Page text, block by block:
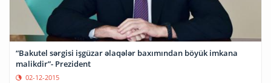
“Bakutel sərgisi işgüzar əlaqələr baxımından böyük imkana
malikdir”- Prezident
02-12-2015